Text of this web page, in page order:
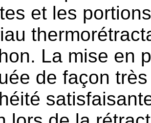
et les
La mise en
de façon